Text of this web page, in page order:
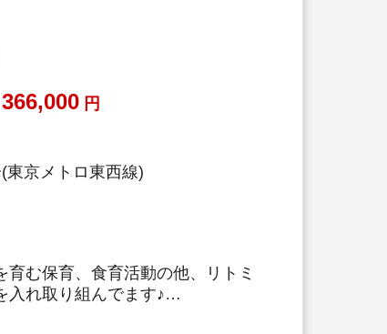
ートします）
OK！5,000円の自己負担で住め
ション（飲食店,宿泊・レジャ
10年を迎える正社員に、賞与
が出ます）
切にしています！保育経験がな
もOK（先輩スタッフがサポー
366,000 円
東京メトロ東西線)
む保育、食育活動の他、リトミ
入れ取り組んでます♪